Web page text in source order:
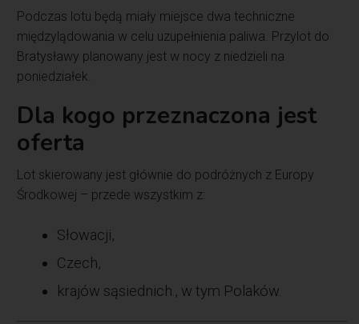
Podczas lotu będą miały miejsce dwa techniczne
międzylądowania w celu uzupełnienia paliwa. Przylot do
Bratysławy planowany jest w nocy z niedzieli na
poniedziałek.
Dla kogo przeznaczona jest
oferta
Lot skierowany jest głównie do podróżnych z Europy
Środkowej – przede wszystkim z:
Słowacji,
Czech,
krajów sąsiednich., w tym Polaków.